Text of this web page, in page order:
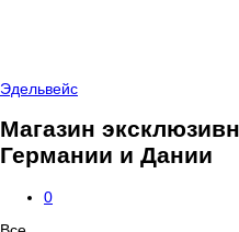
Эдельвейс
Магазин
Германии и Дании
0